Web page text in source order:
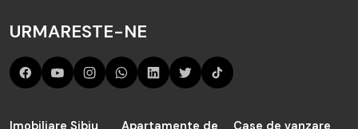
Acum sunt 3 anunțuri active preluate de către agenții
URMARESTE-NE